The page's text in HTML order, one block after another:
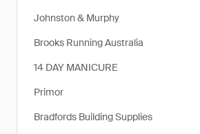
Johnston & Murphy
Brooks Running Australia
14 DAY MANICURE
Primor
Bradfords Building Supplies